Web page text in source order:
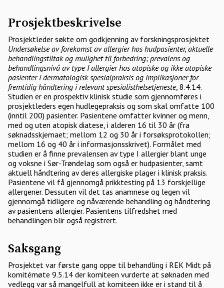
Prosjektbeskrivelse
Prosjektleder søkte om godkjenning av forskningsprosjektet
Undersøkelse av forekomst av allergier hos hudpasienter, aktuelle
behandlingstiltak og mulighet til forbedring; prevalens og
behandlingsnivå av type I allergier hos atopiske og ikke atopiske
pasienter i dermatologisk spesialpraksis og implikasjoner for
fremtidig håndtering i relevant spesialisthelsetjeneste, 8.4.14.
Studien er en prospektiv klinisk studie som gjennomføres i
prosjektleders egen hudlegepraksis og som skal omfatte 100
(inntil 200) pasienter. Pasientene omfatter kvinner og menn,
med og uten atopisk diatese, i alderen 16 til 30 år (fra
søknadsskjemaet; mellom 12 og 30 år i forsøksprotokollen;
mellom 16 og 40 år i informasjonsskrivet). Formålet med
studien er å finne prevalensen av type I allergier blant unge
og voksne i Sør-Trøndelag som også er hudpasienter, samt
aktuell håndtering av deres allergiske plager i klinisk praksis.
Pasientene vil få gjennomgå prikktesting på 13 forskjellige
allergener. Dessuten vil det tas anamnese og legen vil
gjennomgå tidligere og nåværende behandling og håndtering
av pasientens allergier. Pasientens tilfredshet med
behandlingen blir også registrert.
Saksgang
Prosjektet var første gang oppe til behandling i REK Midt på
komitémøte 9.5.14 der komiteen vurderte at søknaden med
vedlegg var så mangelfull at komiteen ikke er i stand til å